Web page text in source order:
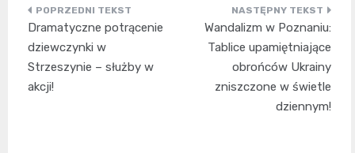
Nawigacja
wpisu
Dramatyczne potrącenie
dziewczynki w
Strzeszynie – służby w
akcji!
Wandalizm w Poznaniu:
Tablice upamiętniające
obrońców Ukrainy
zniszczone w świetle
dziennym!